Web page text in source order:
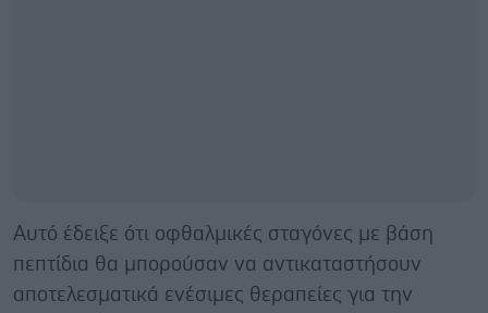
Αυτό έδειξε ότι οφθαλμικές σταγόνες με βάση
πεπτίδια θα μπορούσαν να αντικαταστήσουν
αποτελεσματικά ενέσιμες θεραπείες για την